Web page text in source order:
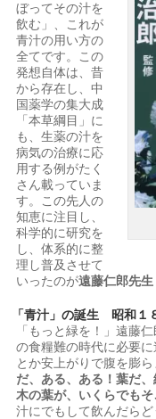
ぼってその汁を
飲む」、これが
青汁の用い方の
全てです。この
発想自体は、昔
から存在し、中
国薬学の集大成
「本草綱目」に
も、生薬の汁を
病気の治療に応
用する例がたく
さん載っていま
す。この先人の
知恵に注目し、
科学的に研究を
し、体系的に整
理し普及させて
いったのが遠藤仁郎先生
「青汁」の誕生 昭和１
「もっと緑を！」遠藤
の食糧難の時代に必要
とか安上がりで腹を膨
だ、ある、ある！葉だ
木の葉が、いくらでもそ
汁にでもして飲んだら